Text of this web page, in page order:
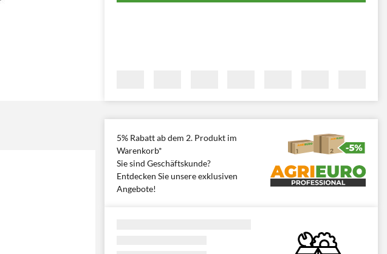
5% Rabatt ab dem 2. Produkt im
Warenkorb*
Sie sind Geschäftskunde?
Entdecken Sie unsere exklusiven
Angebote!